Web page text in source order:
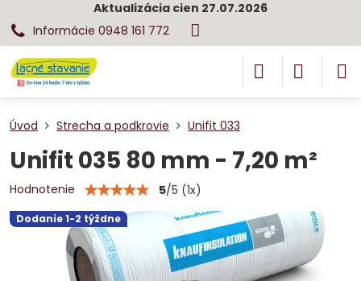
Aktualizácia cien 27.07.2026
Informácie 0948 161 772
Dodanie 1-2 týždne
Úvod Strecha a podkrovie Unifit 033
Unifit 035 80 mm - 7,20 m²
Hodnotenie 5/5 (1x)